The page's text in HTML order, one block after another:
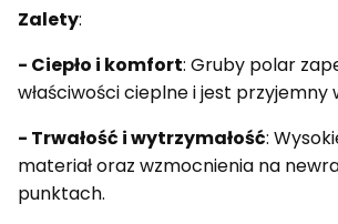
Zalety:
- Ciepło i komfort: Gruby polar
właściwości cieplne i jest przyjemny
- Trwałość i wytrzymałość:
materiał oraz wzmocnienia na
punktach.